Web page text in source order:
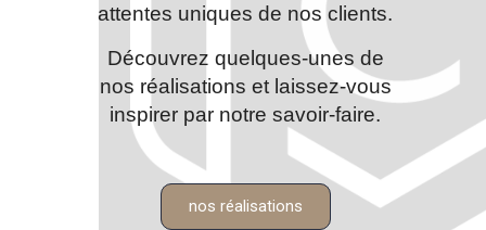
attentes uniques de nos clients.
Découvrez quelques-unes de
nos réalisations et laissez-vous
inspirer par notre savoir-faire.
nos réalisations